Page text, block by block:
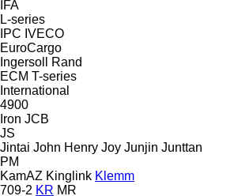
IFA
L-series
IPC IVECO
EuroCargo
Ingersoll Rand
ECM T-series
International
4900
Iron JCB
JS
Jintai John Henry Joy Junjin Junttan
PM
KamAZ Kinglink Klemm
709-2 KR MR